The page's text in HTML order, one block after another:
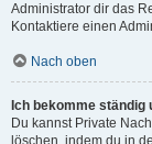
Administrator dir das
Kontaktiere einen
Nach oben
Ich bekomme
Du kannst Private
löschen, indem du in